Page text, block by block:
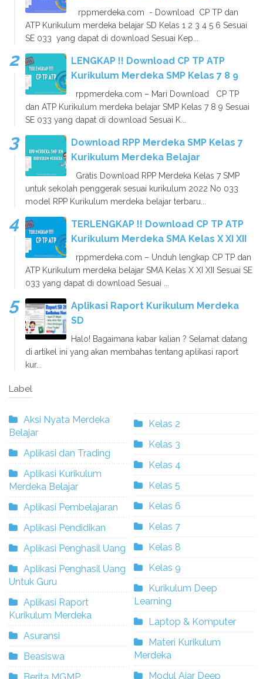
rppmerdeka.com - Download CP TP dan
ATP Kurikulum merdeka belajar SD Kelas 1 2 3 4 5 6 Sesuai
SE 033 yang dapat di download Sesuai Kep...
LENGKAP !! Download CP TP ATP
Kurikulum Merdeka SMP Kelas 7 8 9
rppmerdeka.com – Mari Download CP TP
dan ATP Kurikulum merdeka belajar SMP Kelas 7 8 9 Sesuai
SE 033 yang dapat di download Sesuai K...
Download RPP Merdeka SMP Kelas 7
Kurikulum Merdeka Belajar
Gratis Download RPP Merdeka Kelas 7 SMP
untuk sekolah penggerak sesuai kurikulum 2022 No 033
model RPP Kurikulum merdeka belajar terbaru...
TERLENGKAP !! Download CP TP ATP
Kurikulum Merdeka SMA Kelas X XI XII
rppmerdeka.com – Unduh lengkap CP TP dan
ATP Kurikulum merdeka belajar SMA Kelas X XI XII Sesuai SE
033 yang dapat di download Sesuai ...
Aplikasi Raport Kurikulum Merdeka
SD
Halo! Bagaimana kabar kalian ? Selamat datang
di artikel ini yang akan membahas tentang aplikasi raport
kur...
Label
Aksi Nyata Merdeka
Belajar
Aplikasi dan Trading
Aplikasi Kurikulum
Merdeka Belajar
Aplikasi Pembelajaran
Aplikasi Pendidikan
Aplikasi Penghasil Uang
Aplikasi Penghasil Uang
Untuk Guru
Aplikasi Raport
Kurikulum Merdeka
Asuransi
Beasiswa
Kelas 2
Kelas 3
Kelas 4
Kelas 5
Kelas 6
Kelas 7
Kelas 8
Kelas 9
Kurikulum Deep
Learning
Laptop & Komputer
Materi Kurikulum
Merdeka
Modul Ajar Deep